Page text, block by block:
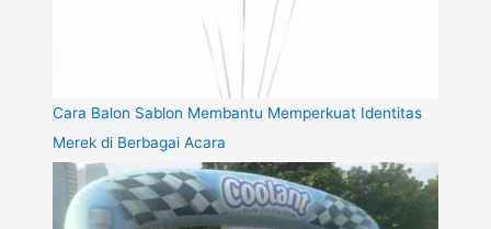
Cara Balon Sablon Membantu Memperkuat Identitas
Merek di Berbagai Acara